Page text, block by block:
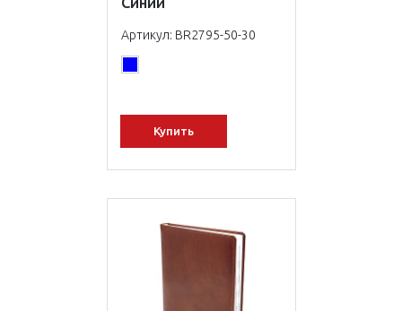
Артикул: BR2795-50-30
Купить